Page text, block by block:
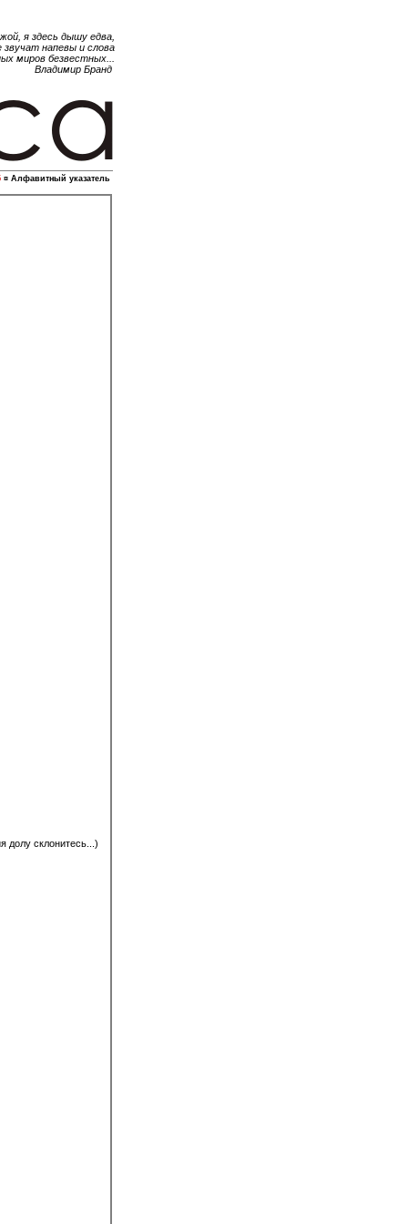
я здесь дышу едва,
звучат напевы и слова
миров безвестных...
Владимир Бранд
¤ Алфавитный указатель
долу склонитесь...)